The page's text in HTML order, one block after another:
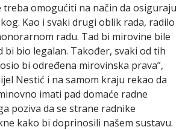
treba omogućiti na način da osiguraju
Kao i svaki drugi oblik rada, radilo
radu. Tad bi mirovine bile
bi bio legalan. Također, svaki od tih
bi određena mirovinska prava”,
Nestić i na samom kraju rekao da
imati pad domaće radne
poziva da se strane radnike
kako bi doprinosili našem sustavu.